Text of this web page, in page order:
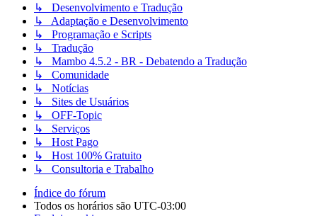
↳ Desenvolvimento e Tradução
↳ Adaptação e Desenvolvimento
↳ Programação e Scripts
↳ Tradução
↳ Mambo 4.5.2 - BR - Debatendo a Tradução
↳ Comunidade
↳ Notícias
↳ Sites de Usuários
↳ OFF-Topic
↳ Serviços
↳ Host Pago
↳ Host 100% Gratuito
↳ Consultoria e Trabalho
Índice do fórum
Todos os horários são UTC-03:00